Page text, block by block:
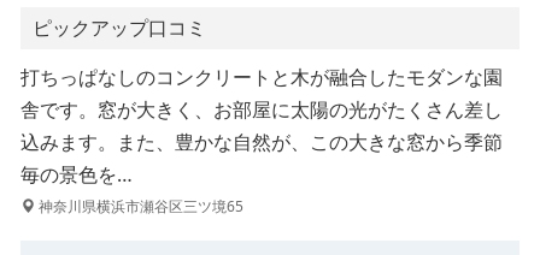
ピックアップ口コミ
打ちっぱなしのコンクリートと木が融合したモダンな園
舎です。窓が大きく、お部屋に太陽の光がたくさん差し
込みます。また、豊かな自然が、この大きな窓から季節
毎の景色を…
神奈川県横浜市瀬谷区三ツ境65